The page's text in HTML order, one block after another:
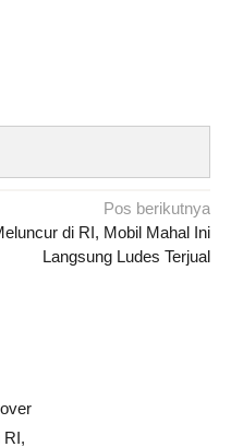
Pos berikutnya
di RI, Mobil Mahal Ini
Langsung Ludes Terjual
RI,